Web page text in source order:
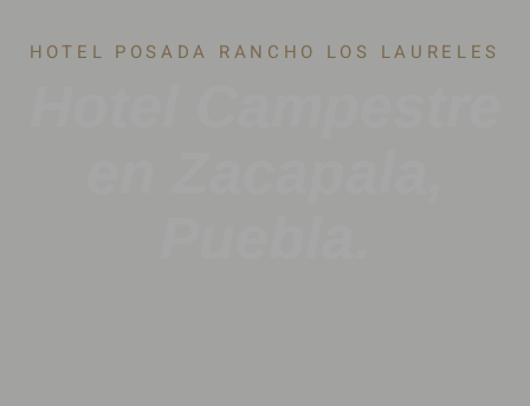
HOTEL POSADA RANCHO LOS LAURELES